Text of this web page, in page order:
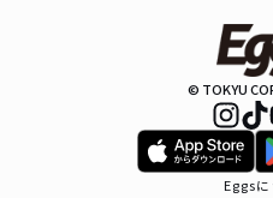
© TOKYU
Eggs